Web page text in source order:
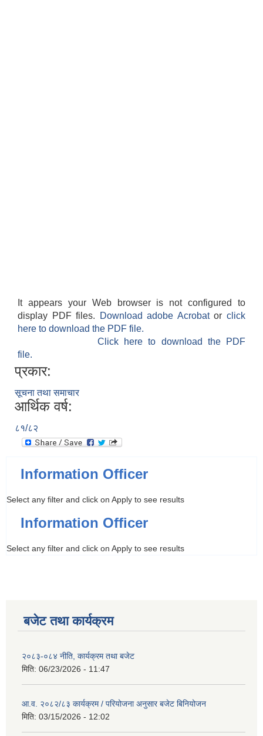
It appears your Web browser is not configured to
display PDF files.
Download adobe Acrobatorclick
here to download the PDF file.
Click here to download the PDF
file.
प्रकार:
सूचना तथा समाचार
आर्थिक वर्ष:
८१/८२
Information Officer
Select any filter and click on Apply to see results
Information Officer
Select any filter and click on Apply to see results
बजेट तथा कार्यक्रम
२०८३-०८४ नीति, कार्यक्रम तथा बजेट
मिति: 06/23/2026 - 11:47
आ.व. २०८२/८३ कार्यक्रम / परियोजना अनुसार बजेट बिनियोजन
मिति: 03/15/2026 - 12:02